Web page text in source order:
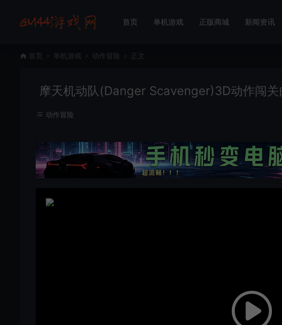
首页 单机游戏 正版商城 新闻资讯
首页 单机游戏 动作冒险 正文
摩天机动队(Danger Scavenger)3D动作闯
动作冒险